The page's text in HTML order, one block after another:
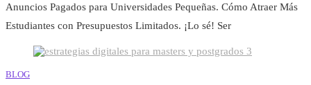
Anuncios Pagados para Universidades Pequeñas. Cómo Atraer Más
Estudiantes con Presupuestos Limitados. ¡Lo sé! Ser
BLOG